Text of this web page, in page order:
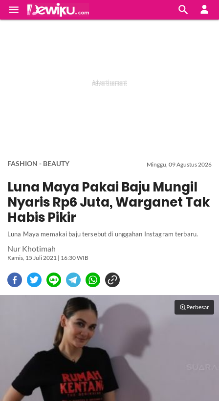
 
FASHION - BEAUTY Minggu, 09 Agustus 2026
Luna Maya Pakai Baju Mungil
Nyaris Rp6 Juta, Warganet Tak
Habis Pikir
Luna Maya memakai baju tersebut di unggahan Instagram terbaru.
Nur Khotimah
Kamis, 15 Juli 2021 | 16:30 WIB
Perbesar